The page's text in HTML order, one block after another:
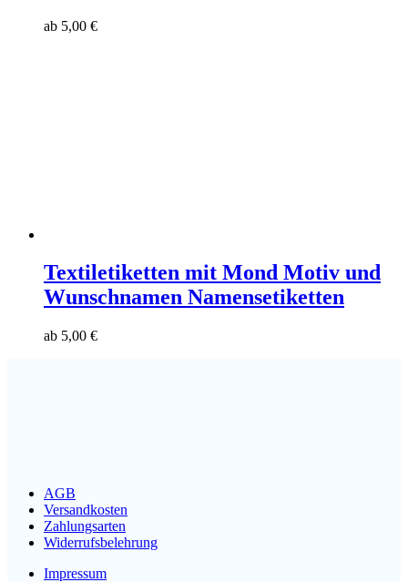
ab 5,00 €
Textiletiketten mit Mond Motiv und
Wunschnamen Namensetiketten
ab 5,00 €
AGB
Versandkosten
Zahlungsarten
Widerrufsbelehrung
Impressum